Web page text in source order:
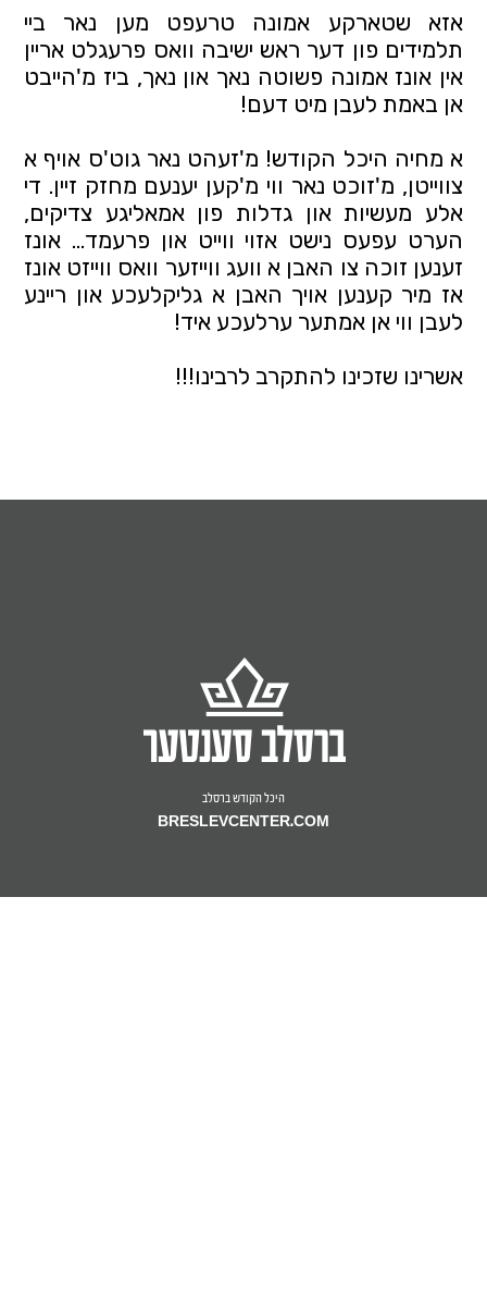
אזא שטארקע אמונה טרעפט מען נאר ביי
תלמידים פון דער ראש ישיבה וואס פרעגלט אריין
אין אונז אמונה פשוטה נאך און נאך, ביז מ'הייבט
אן באמת לעבן מיט דעם!
א מחיה היכל הקודש! מ'זעהט נאר גוט'ס אויף א
צווייטן, מ'זוכט נאר ווי מ'קען יענעם מחזק זיין. די
אלע מעשיות און גדלות פון אמאליגע צדיקים,
הערט עפעס נישט אזוי ווייט און פרעמד… אונז
זענען זוכה צו האבן א וועג ווייזער וואס ווייזט אונז
אז מיר קענען אויך האבן א גליקלעכע און ריינע
לעבן ווי אן אמתער ערלעכע איד!
אשרינו שזכינו להתקרב לרבינו!!!
היכל הקודש ברסלב
BRESLEVCENTER.COM